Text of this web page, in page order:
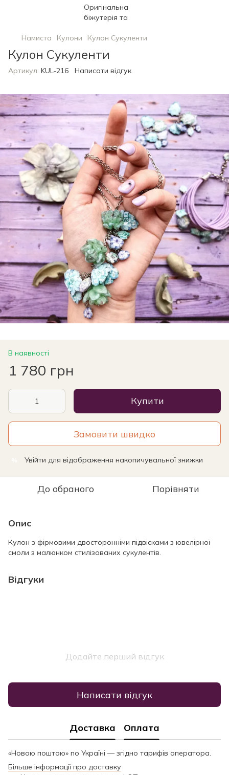
Намиста Кулони Кулон Сукуленти
Кулон Сукуленти
Артикул: KUL-216 Написати відгук
В наявності
1 780 грн
Купити
Замовити швидко
Увійти для відображення накопичувальної знижки
До обраного Порівняти
Опис
Кулон з фірмовими двосторонніми підвісками з ювелірної
смоли з малюнком стилізованих сукулентів.
Відгуки
Додайте перший відгук
Написати відгук
Доставка Оплата
«Новою поштою» по Україні — згідно тарифів оператора.
Більше інформації про доставку